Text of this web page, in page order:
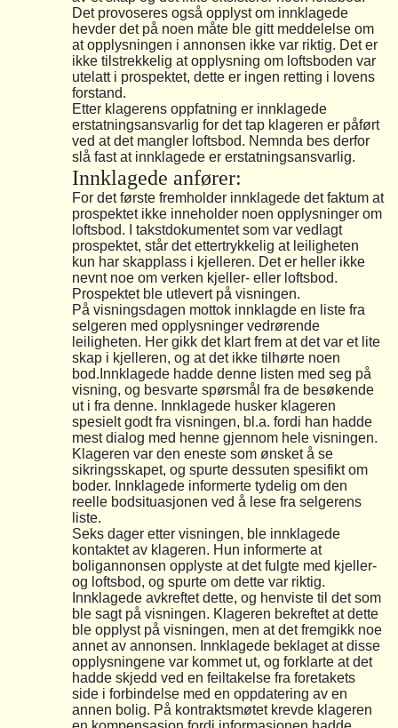
Det provoseres også opplyst om innklagede
hevder det på noen måte ble gitt meddelelse om
at opplysningen i annonsen ikke var riktig. Det er
ikke tilstrekkelig at opplysning om loftsboden var
utelatt i prospektet, dette er ingen retting i lovens
forstand.
Etter klagerens oppfatning er innklagede
erstatningsansvarlig for det tap klageren er påført
ved at det mangler loftsbod. Nemnda bes derfor
slå fast at innklagede er erstatningsansvarlig.
Innklagede anfører:
For det første fremholder innklagede det faktum at
prospektet ikke inneholder noen opplysninger om
loftsbod. I takstdokumentet som var vedlagt
prospektet, står det ettertrykkelig at leiligheten
kun har skapplass i kjelleren. Det er heller ikke
nevnt noe om verken kjeller- eller loftsbod.
Prospektet ble utlevert på visningen.
På visningsdagen mottok innklagde en liste fra
selgeren med opplysninger vedrørende
leiligheten. Her gikk det klart frem at det var et lite
skap i kjelleren, og at det ikke tilhørte noen
bod.Innklagede hadde denne listen med seg på
visning, og besvarte spørsmål fra de besøkende
ut i fra denne. Innklagede husker klageren
spesielt godt fra visningen, bl.a. fordi han hadde
mest dialog med henne gjennom hele visningen.
Klageren var den eneste som ønsket å se
sikringsskapet, og spurte dessuten spesifikt om
boder. Innklagede informerte tydelig om den
reelle bodsituasjonen ved å lese fra selgerens
liste.
Seks dager etter visningen, ble innklagede
kontaktet av klageren. Hun informerte at
boligannonsen opplyste at det fulgte med kjeller-
og loftsbod, og spurte om dette var riktig.
Innklagede avkreftet dette, og henviste til det som
ble sagt på visningen. Klageren bekreftet at dette
ble opplyst på visningen, men at det fremgikk noe
annet av annonsen. Innklagede beklaget at disse
opplysningene var kommet ut, og forklarte at det
hadde skjedd ved en feiltakelse fra foretakets
side i forbindelse med en oppdatering av en
annen bolig. På kontraktsmøtet krevde klageren